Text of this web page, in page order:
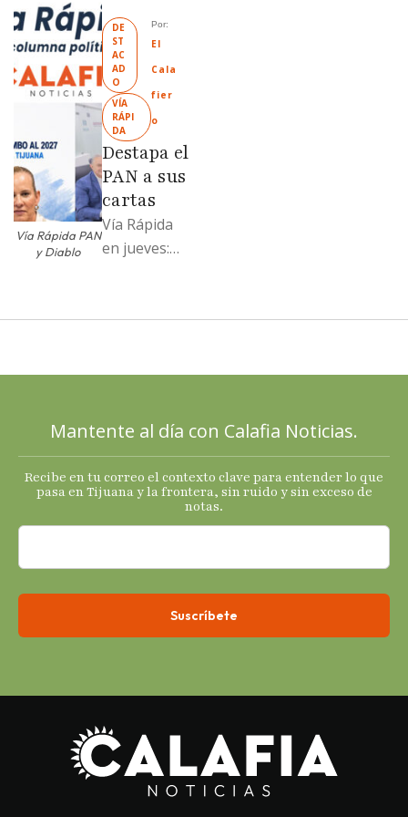
Mexicali;
Llamadme
Ruffo
“Mandela”;
Evangelina
Moreno no
soportó; Los
…
Vía Rápida PAN
y Diablo
DE
ST
AC
AD
O
VÍA
RÁPI
DA
Por:
El
Cala
fier
o
Destapa el
PAN a sus
cartas
Vía Rápida
en jueves:
cartas; El
Mantente al día con Calafia Noticias.
Recibe en tu correo el contexto clave para entender lo que
pasa en Tijuana y la frontera, sin ruido y sin exceso de
notas.